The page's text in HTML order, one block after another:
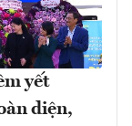
yết
diện,